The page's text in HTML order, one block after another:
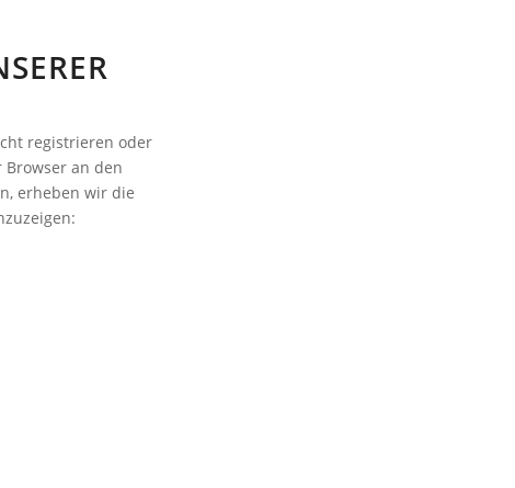
registrieren oder
an den
erheben wir die